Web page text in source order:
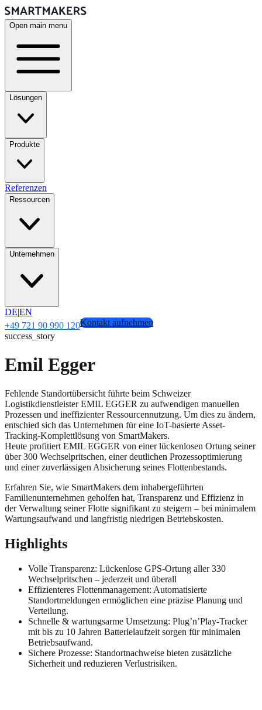
Open main menu
Lösungen
Produkte
Referenzen
Ressourcen
Unternehmen
DE|EN
+49 721 90 990 120Kontakt aufnehmen
success_story
Emil Egger
Fehlende Standortübersicht führte beim Schweizer
Logistikdienstleister EMIL EGGER zu aufwendigen manuellen
Prozessen und ineffizienter Ressourcennutzung. Um dies zu ändern,
entschied sich das Unternehmen für eine IoT-basierte Asset-
Tracking-Komplettlösung von SmartMakers.
Heute profitiert EMIL EGGER von einer lückenlosen Ortung seiner
über 300 Wechselpritschen, einer deutlichen Prozessoptimierung
und einer zuverlässigen Absicherung seines Flottenbestands.
Erfahren Sie, wie SmartMakers dem inhabergeführten
Familienunternehmen geholfen hat, Transparenz und Effizienz in
der Verwaltung seiner Flotte signifikant zu steigern – bei minimalem
Wartungsaufwand und langfristig niedrigen Betriebskosten.
Highlights
Volle Transparenz: Lückenlose GPS-Ortung aller 330
Wechselpritschen – jederzeit und überall
Effizienteres Flottenmanagement: Automatisierte
Standortmeldungen ermöglichen eine präzise Planung und
Verteilung.
Schnelle & wartungsarme Umsetzung: Plug’n’Play-Tracker
mit bis zu 10 Jahren Batterielaufzeit sorgen für minimalen
Betriebsaufwand.
Sichere Prozesse: Standortnachweise bieten zusätzliche
Sicherheit und reduzieren Verlustrisiken.